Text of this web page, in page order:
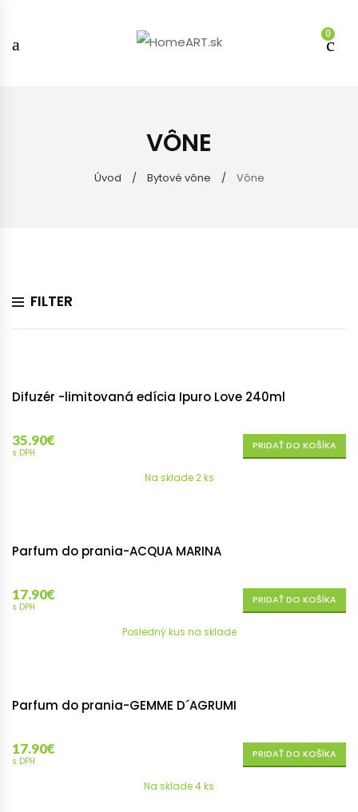
0
VÔNE
Úvod Bytové vône Vône
FILTER
Difuzér -limitovaná edícia Ipuro Love 240ml
35.90€
s DPH
PRIDAŤ DO KOŠÍKA
Na sklade 2 ks
Parfum do prania-ACQUA MARINA
17.90€
s DPH
PRIDAŤ DO KOŠÍKA
Posledný kus na sklade
Parfum do prania-GEMME D´AGRUMI
17.90€
s DPH
PRIDAŤ DO KOŠÍKA
Na sklade 4 ks